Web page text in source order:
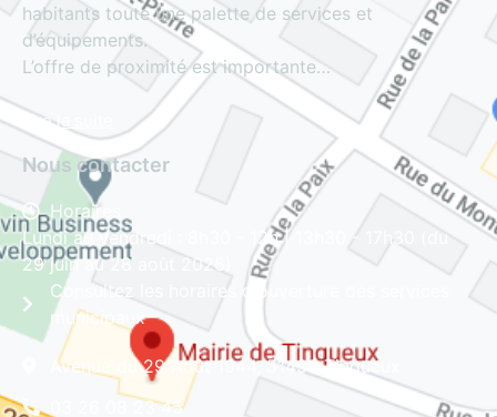
habitants toute une palette de services et
d’équipements.
L’offre de proximité est importante…
Lire la suite
Nous contacter
Horaires
Lundi au vendredi : 8h30 - 12h | 13h30 - 17h30 (du
29 juin au 28 août 2026)
Consultez les horaires d'ouverture des services
municipaux
Avenue du 29 Août 1944, 51430 Tinqueux
03 26 08 23 45